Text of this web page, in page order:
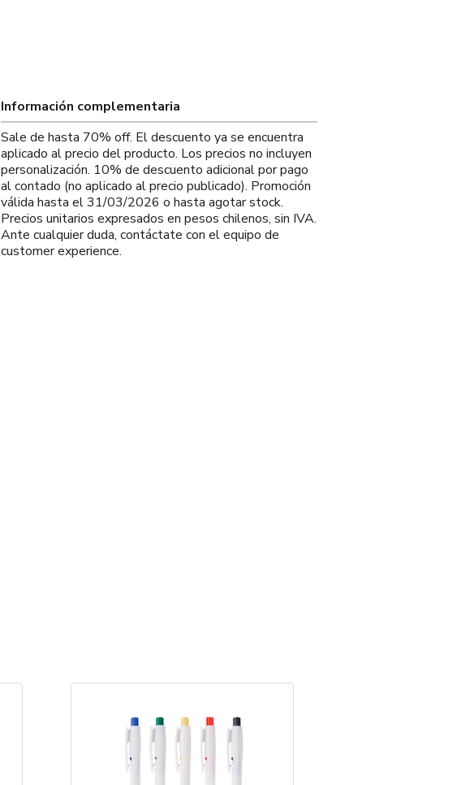
Información complementaria
Sale de hasta 70% off. El descuento ya se encuentra
aplicado al precio del producto. Los precios no incluyen
personalización. 10% de descuento adicional por pago
al contado (no aplicado al precio publicado). Promoción
válida hasta el 31/03/2026 o hasta agotar stock.
Precios unitarios expresados en pesos chilenos, sin IVA.
Ante cualquier duda, contáctate con el equipo de
customer experience.